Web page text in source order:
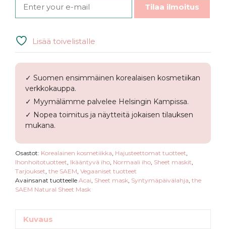
Tilaa ilmoitus
Lisää toivelistalle
✓ Suomen ensimmäinen korealaisen kosmetiikan
verkkokauppa.
✓ Myymälämme palvelee Helsingin Kampissa.
✓ Nopea toimitus ja näytteitä jokaisen tilauksen
mukana.
Osastot: Korealainen kosmetiikka, Hajusteettomat tuotteet,
Ihonhoitotuotteet, Ikääntyvä iho, Normaali iho, Sheet maskit,
Tarjoukset, the SAEM, Vegaaniset tuotteet
Avainsanat tuotteelle Acai, Sheet mask, Syntymäpäivälahja, the
SAEM Natural Sheet Mask
Kuvaus